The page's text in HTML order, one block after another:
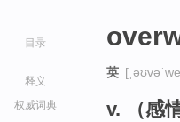
目录
释义
权威词典
英
v. （感